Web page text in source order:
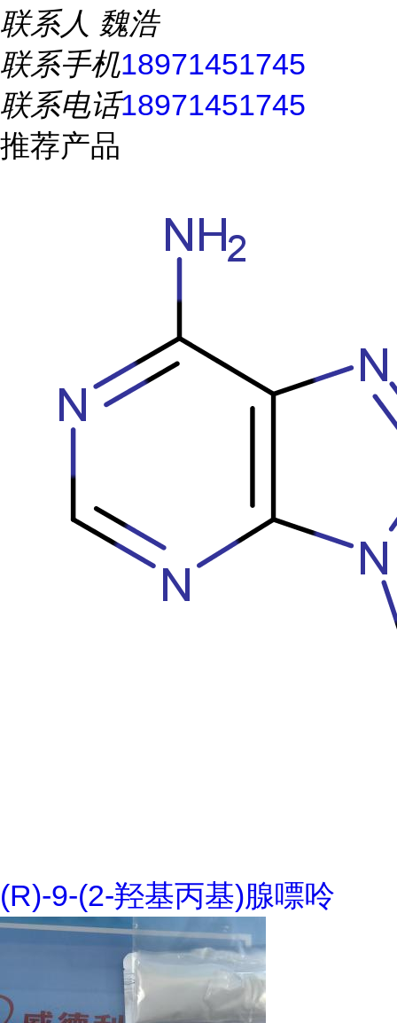
联系人 魏浩
联系手机18971451745
联系电话18971451745
推荐产品
(R)-9-(2-羟基丙基)腺嘌呤